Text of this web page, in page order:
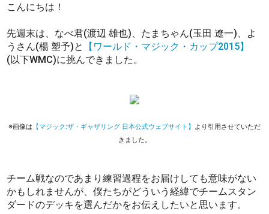
こんにちは！
先週末は、なべ君(渡辺 雄也)、たまちゃん(玉田 遼一)、よ
うさん(楊 塑予)と
【ワールド・マジック・カップ2015】
(以下WMC)に挑んできました。
※画像は 【マジック:ザ・ギャザリング 日本公式ウェブサイト】
より引用させていただ
きました。
チーム戦なのであまり練習過程をお届けしても意味がない
かもしれませんが、僕たちがどういう経緯でチームスタン
ダードのデッキを選んだかをお伝えしたいと思います。